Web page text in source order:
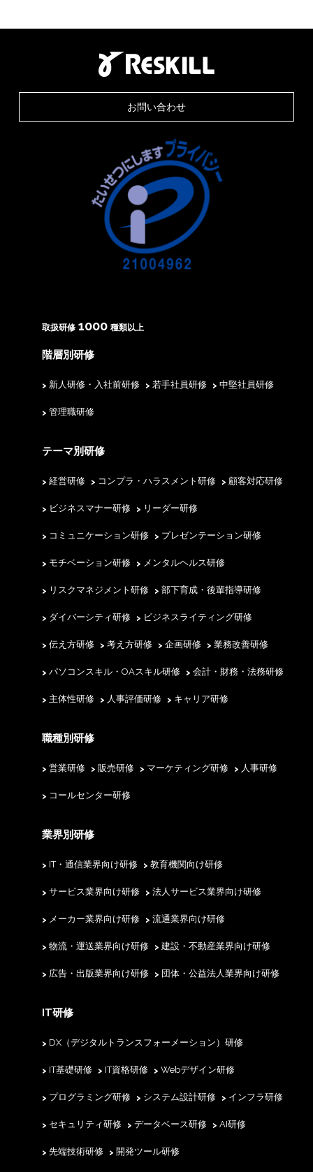
お問い合わせ
取扱研修 1000 種類以上
階層別研修
新人研修・入社前研修 若手社員研修 中堅社員研修
管理職研修
テーマ別研修
経営研修 コンプラ・ハラスメント研修 顧客対応研修
ビジネスマナー研修 リーダー研修
コミュニケーション研修 プレゼンテーション研修
モチベーション研修 メンタルヘルス研修
リスクマネジメント研修 部下育成・後輩指導研修
ダイバーシティ研修 ビジネスライティング研修
伝え方研修 考え方研修 企画研修 業務改善研修
パソコンスキル・OAスキル研修 会計・財務・法務研修
主体性研修 人事評価研修 キャリア研修
職種別研修
営業研修 販売研修 マーケティング研修 人事研修
コールセンター研修
業界別研修
IT・通信業界向け研修 教育機関向け研修
サービス業界向け研修 法人サービス業界向け研修
メーカー業界向け研修 流通業界向け研修
物流・運送業界向け研修 建設・不動産業界向け研修
広告・出版業界向け研修 団体・公益法人業界向け研修
IT研修
DX（デジタルトランスフォーメーション）研修
IT基礎研修 IT資格研修 Webデザイン研修
プログラミング研修 システム設計研修 インフラ研修
セキュリティ研修 データベース研修 AI研修
先端技術研修 開発ツール研修